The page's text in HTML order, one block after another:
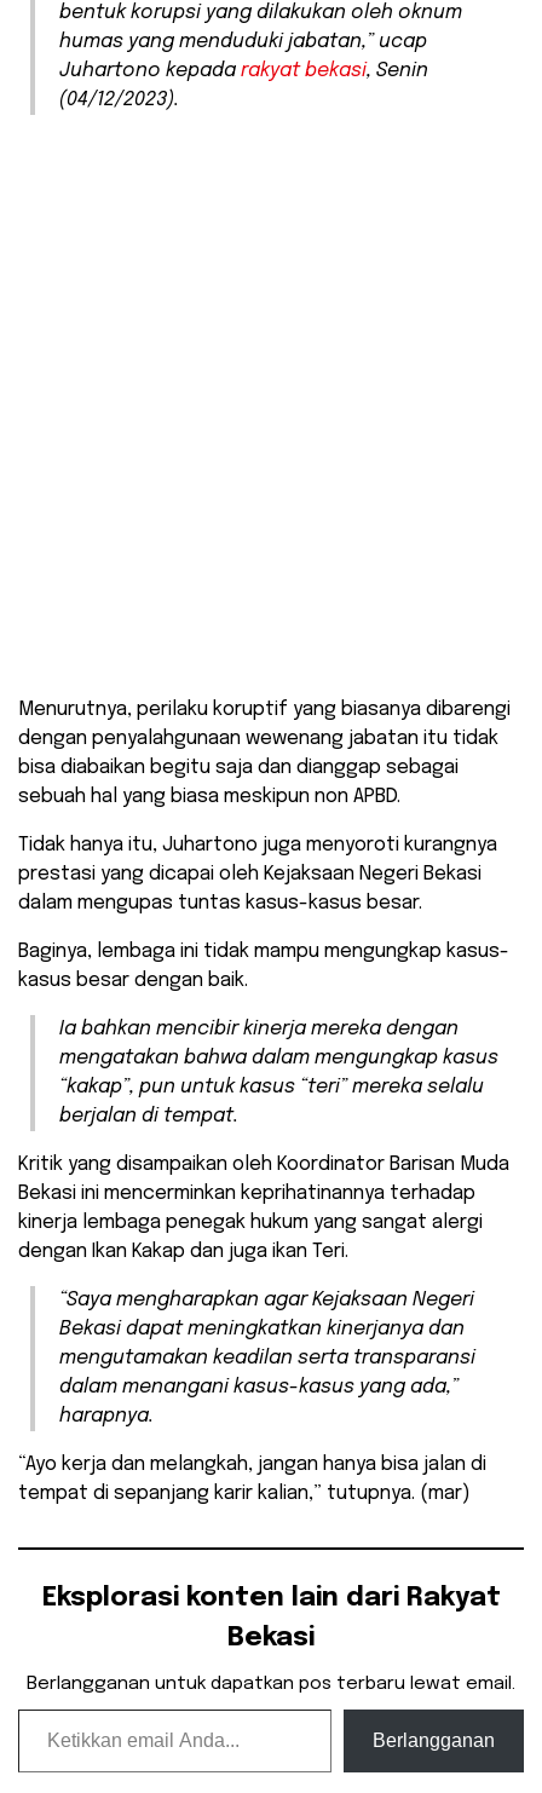
bentuk korupsi yang dilakukan oleh oknum
humas yang menduduki jabatan,” ucap
Juhartono kepada rakyat bekasi, Senin
(04/12/2023).
Menurutnya, perilaku koruptif yang biasanya dibarengi
dengan penyalahgunaan wewenang jabatan itu tidak
bisa diabaikan begitu saja dan dianggap sebagai
sebuah hal yang biasa meskipun non APBD.
Tidak hanya itu, Juhartono juga menyoroti kurangnya
prestasi yang dicapai oleh Kejaksaan Negeri Bekasi
dalam mengupas tuntas kasus-kasus besar.
Baginya, lembaga ini tidak mampu mengungkap kasus-
kasus besar dengan baik.
Ia bahkan mencibir kinerja mereka dengan
mengatakan bahwa dalam mengungkap kasus
“kakap”, pun untuk kasus “teri” mereka selalu
berjalan di tempat.
Kritik yang disampaikan oleh Koordinator Barisan Muda
Bekasi ini mencerminkan keprihatinannya terhadap
kinerja lembaga penegak hukum yang sangat alergi
dengan Ikan Kakap dan juga ikan Teri.
“Saya mengharapkan agar Kejaksaan Negeri
Bekasi dapat meningkatkan kinerjanya dan
mengutamakan keadilan serta transparansi
dalam menangani kasus-kasus yang ada,”
harapnya.
“Ayo kerja dan melangkah, jangan hanya bisa jalan di
tempat di sepanjang karir kalian,” tutupnya. (mar)
Eksplorasi konten lain dari Rakyat
Bekasi
Berlangganan untuk dapatkan pos terbaru lewat email.
Ketikkan email Anda...
Berlangganan